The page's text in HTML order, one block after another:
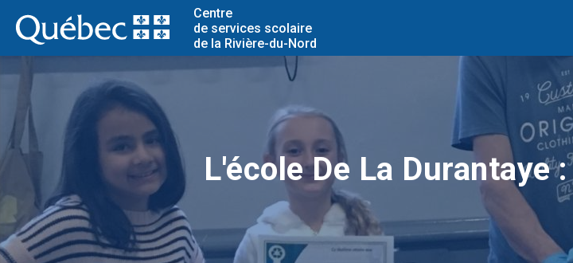
Centre
de services scolaire
de la Rivière-du-Nord
L'école De La Durantaye